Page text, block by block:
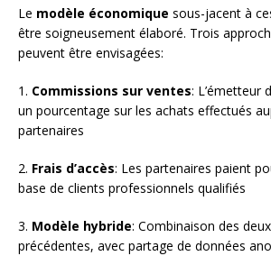
Le modèle économique sous-jacent à
être soigneusement élaboré. Trois
peuvent être envisagées:
1. Commissions sur ventes: L’émetteur
un pourcentage sur les achats effectués
partenaires
2. Frais d’accès: Les partenaires paient
base de clients professionnels qualifiés
3. Modèle hybride: Combinaison des
précédentes, avec partage de données